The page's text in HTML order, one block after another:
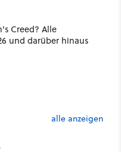
Creed? Alle
und darüber hinaus
alle anzeigen